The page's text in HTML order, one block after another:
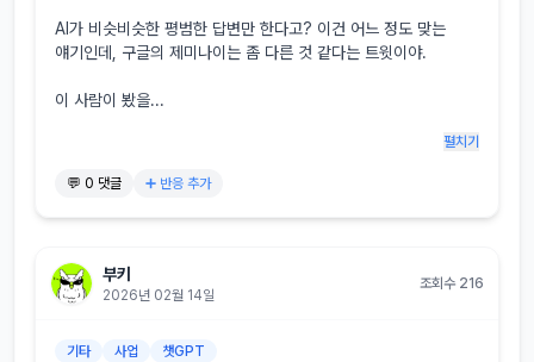
AI가 비슷비슷한 평범한 답변만 한다고? 이건 어느 정도 맞는
얘기인데, 구글의 제미나이는 좀 다른 것 같다는 트윗이야.
이 사람이 봤을...
펼치기
💬 0 댓글 ➕ 반응 추가
부키
2026년 02월 14일
조회수 216
기타 사업 챗GPT